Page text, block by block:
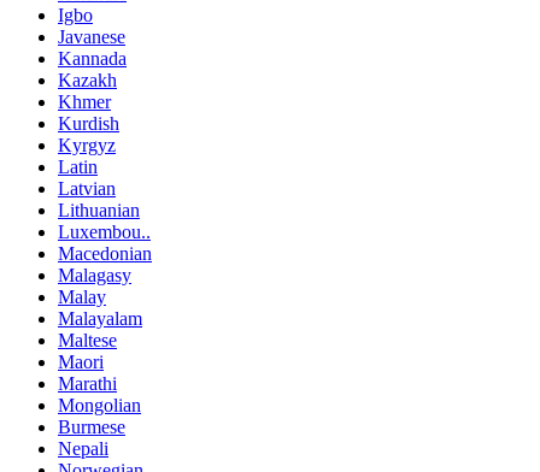
Igbo
Javanese
Kannada
Kazakh
Khmer
Kurdish
Kyrgyz
Latin
Latvian
Lithuanian
Luxembou..
Macedonian
Malagasy
Malay
Malayalam
Maltese
Maori
Marathi
Mongolian
Burmese
Nepali